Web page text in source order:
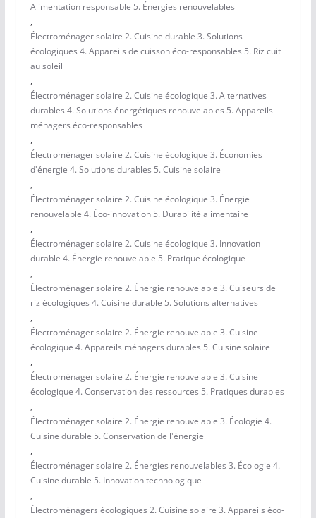
Alimentation responsable 5. Énergies renouvelables
,
Électroménager solaire 2. Cuisine durable 3. Solutions
écologiques 4. Appareils de cuisson éco-responsables 5. Riz cuit
au soleil
,
Électroménager solaire 2. Cuisine écologique 3. Alternatives
durables 4. Solutions énergétiques renouvelables 5. Appareils
ménagers éco-responsables
,
Électroménager solaire 2. Cuisine écologique 3. Économies
d'énergie 4. Solutions durables 5. Cuisine solaire
,
Électroménager solaire 2. Cuisine écologique 3. Énergie
renouvelable 4. Éco-innovation 5. Durabilité alimentaire
,
Électroménager solaire 2. Cuisine écologique 3. Innovation
durable 4. Énergie renouvelable 5. Pratique écologique
,
Électroménager solaire 2. Énergie renouvelable 3. Cuiseurs de
riz écologiques 4. Cuisine durable 5. Solutions alternatives
,
Électroménager solaire 2. Énergie renouvelable 3. Cuisine
écologique 4. Appareils ménagers durables 5. Cuisine solaire
,
Électroménager solaire 2. Énergie renouvelable 3. Cuisine
écologique 4. Conservation des ressources 5. Pratiques durables
,
Électroménager solaire 2. Énergie renouvelable 3. Écologie 4.
Cuisine durable 5. Conservation de l'énergie
,
Électroménager solaire 2. Énergies renouvelables 3. Écologie 4.
Cuisine durable 5. Innovation technologique
,
Électroménagers écologiques 2. Cuisine solaire 3. Appareils éco-